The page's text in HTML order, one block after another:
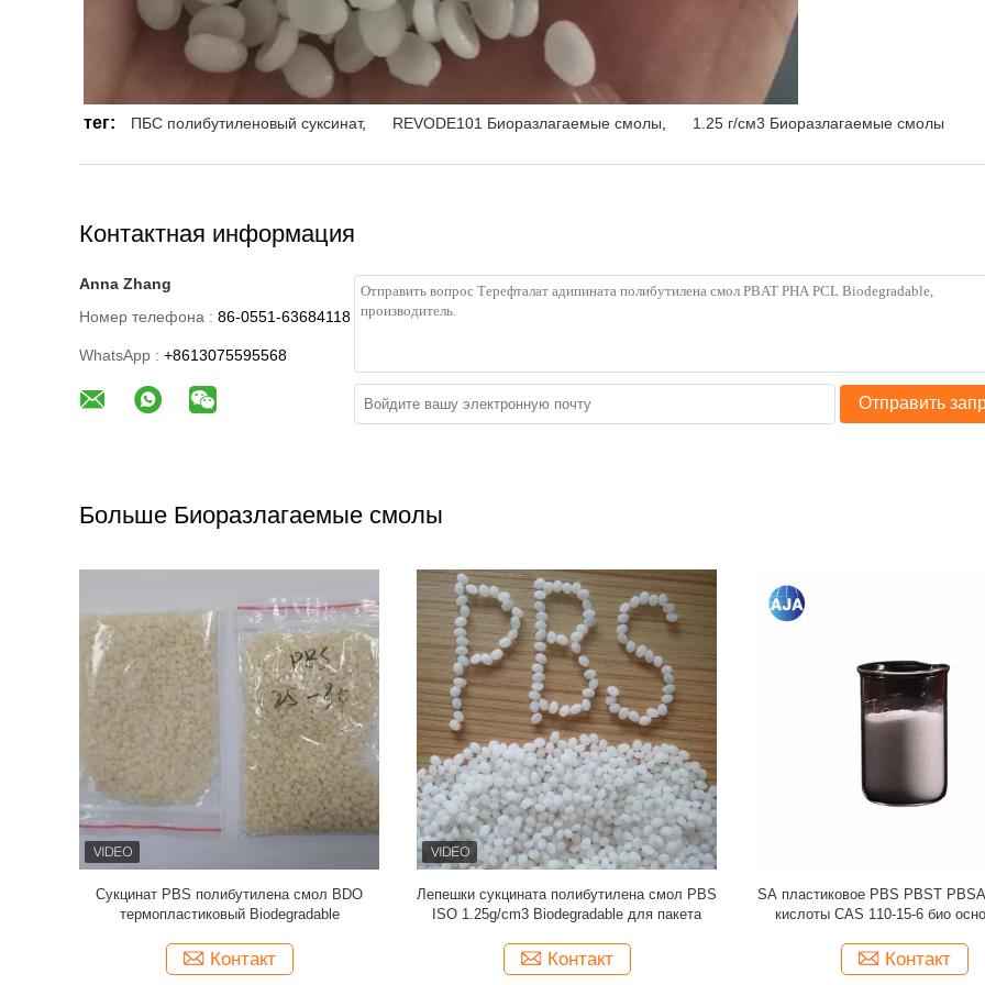
тег: ПБС полибутиленовый суксинат, REVODE101 Биоразлагаемые смолы 1.25 г/см3 Биоразлагаемые смолы
Контактная информация
Anna Zhang
Номер телефона : 86-0551-63684118
WhatsApp : +8613075595568
Отправить
Больше Биоразлагаемые смолы
Основанное био PLA PBAT PBS смол
прессформы дуновения REVODE101
Контакт
Semicrystalline кетон эфира Polyether
ВЗГЛЯДА УКРАДКОЙ, смола девственницы
Контакт
CAS 26100 51 6
Biodegradable смол 50MPa
Контакт